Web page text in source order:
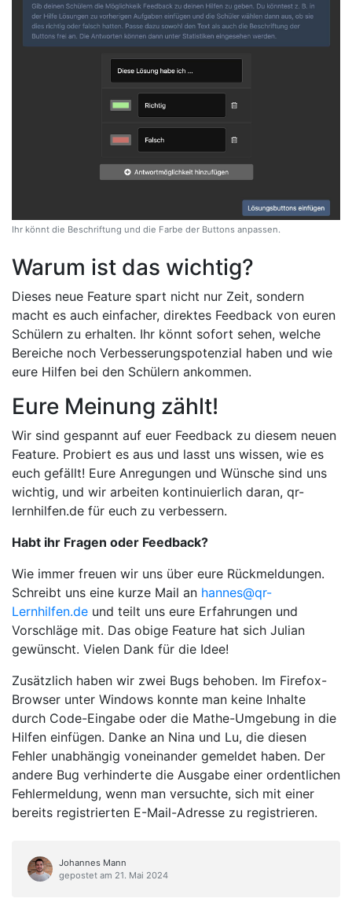
Ihr könnt die Beschriftung und die Farbe der Buttons anpassen.
Warum ist das wichtig?
Dieses neue Feature spart nicht nur Zeit, sondern
macht es auch einfacher, direktes Feedback von euren
Schülern zu erhalten. Ihr könnt sofort sehen, welche
Bereiche noch Verbesserungspotenzial haben und wie
eure Hilfen bei den Schülern ankommen.
Eure Meinung zählt!
Wir sind gespannt auf euer Feedback zu diesem neuen
Feature. Probiert es aus und lasst uns wissen, wie es
euch gefällt! Eure Anregungen und Wünsche sind uns
wichtig, und wir arbeiten kontinuierlich daran, qr-
lernhilfen.de für euch zu verbessern.
Habt ihr Fragen oder Feedback?
Wie immer freuen wir uns über eure Rückmeldungen.
Schreibt uns eine kurze Mail an hannes@qr-
Lernhilfen.de und teilt uns eure Erfahrungen und
Vorschläge mit. Das obige Feature hat sich Julian
gewünscht. Vielen Dank für die Idee!
Zusätzlich haben wir zwei Bugs behoben. Im Firefox-
Browser unter Windows konnte man keine Inhalte
durch Code-Eingabe oder die Mathe-Umgebung in die
Hilfen einfügen. Danke an Nina und Lu, die diesen
Fehler unabhängig voneinander gemeldet haben. Der
andere Bug verhinderte die Ausgabe einer ordentlichen
Fehlermeldung, wenn man versuchte, sich mit einer
bereits registrierten E-Mail-Adresse zu registrieren.
Johannes Mann
gepostet am 21. Mai 2024